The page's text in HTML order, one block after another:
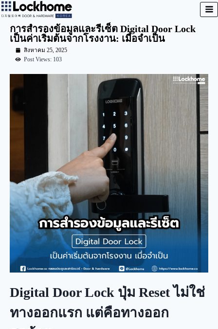
การสำรองข้อมูลและรีเซ็ต Digital Door Lock
เป็นค่าเริ่มต้นจากโรงงาน: เมื่อจำเป็น
สิงหาคม 25, 2025
Post Views: 103
Digital Door Lock ปุ่ม Reset ไม่ใช่
ทางออกแรก แต่คือทางออก